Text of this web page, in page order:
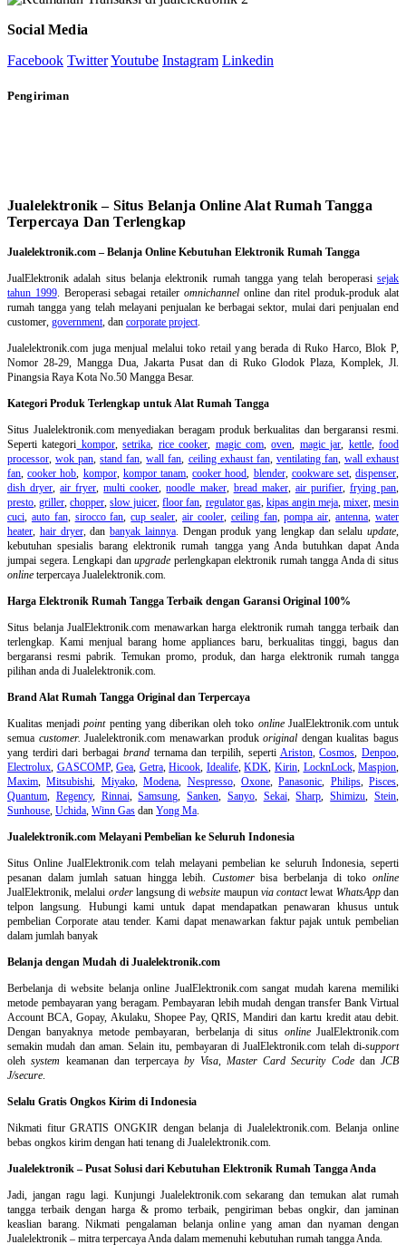
Social Media
Facebook TwitterYoutube Instagram Linkedin
Pengiriman
Jualelektronik – Situs Belanja Online Alat Rumah Tangga
Terpercaya Dan Terlengkap
Jualelektronik.com – Belanja Online Kebutuhan Elektronik Rumah Tangga
JualElektronik adalah situs belanja elektronik rumah tanggayang telah beroperasisejak
tahun 1999. Beroperasi sebagai retaileromnichannel online dan ritel produk-produk alat
rumah tangga yang telah melayani penjualan ke berbagai sektor, mulai dari penjualan end
customer, government, dan corporate project.
Jualelektronik.com juga menjual melalui toko retail yang berada di Ruko Harco, Blok P,
Nomor 28-29, Mangga Dua, Jakarta Pusat dan di Ruko Glodok Plaza, Komplek, Jl.
Pinangsia Raya Kota No.50 Mangga Besar.
Kategori Produk Terlengkap untuk Alat Rumah Tangga
Situs Jualelektronik.com menyediakan beragam produk berkualitas dan bergaransi resmi.
Seperti kategori kompor,setrika, rice cooker, magic com,oven, magic jar, kettle,food
processor,wok pan,stand fan,wall fan, ceiling exhaust fan, ventilating fan, wall exhaust
fan,cooker hob, kompor, kompor tanam,cooker hood, blender, cookware set,dispenser,
dish dryer,air fryer,multi cooker,noodle maker, bread maker, air purifier, frying pan,
presto,griller,chopper,slow juicer,floor fan, regulator gas, kipas angin meja, mixer,mesin
cuci, auto fan, sirocco fan,cup sealer,air cooler, ceiling fan,pompa air,antenna,water
heater, hair dryer, dan banyak lainnya. Dengan produk yang lengkap dan selalu update,
kebutuhan spesialis barang elektronik rumah tangga yang Anda butuhkan dapat Anda
jumpai segera. Lengkapi danupgrade perlengkapan elektronik rumah tangga Anda di situs
online terpercaya Jualelektronik.com.
Harga Elektronik Rumah Tangga Terbaik dengan Garansi Original 100%
Situs belanjaJualElektronik.com menawarkan harga elektronik rumah tangga terbaik dan
terlengkap. Kami menjual barang home appliances baru, berkualitas tinggi, bagus dan
bergaransi resmi pabrik. Temukan promo, produk, dan harga elektronik rumah tangga
pilihan anda di Jualelektronik.com.
Brand Alat Rumah Tangga Original dan Terpercaya
Kualitas menjadipointpenting yang diberikan oleh toko onlineJualElektronik.com untuk
semua customer. Jualelektronik.com menawarkan produkoriginal dengan kualitas bagus
yang terdiri dari berbagai brandternama dan terpilih, seperti Ariston,Cosmos,Denpoo,
Electrolux, GASCOMP,Gea, Getra,Hicook, Idealife,KDK, Kirin, LocknLock,Maspion,
Maxim,Mitsubishi, Miyako,Modena, Nespresso, Oxone,Panasonic, Philips, Pisces,
Quantum, Regency, Rinnai,Samsung,Sanken, Sanyo, Sekai,Sharp,Shimizu,Stein,
Sunhouse, Uchida, Winn Gas dan Yong Ma.
Jualelektronik.com Melayani Pembelian ke Seluruh Indonesia
Situs Online JualElektronik.com telah melayani pembelian ke seluruh Indonesia, seperti
pesanan dalam jumlah satuan hingga lebih. Customerbisa berbelanja di tokoonline
JualElektronik, melalui orderlangsung diwebsite maupun via contactlewat WhatsAppdan
telpon langsung. Hubungi kami untuk dapat mendapatkan penawaran khusus untuk
pembelian Corporate atau tender. Kami dapat menawarkan faktur pajak untuk pembelian
dalam jumlah banyak
Belanja dengan Mudah di Jualelektronik.com
Berbelanja diwebsite belanja online JualElektronik.com sangat mudah karena memiliki
metode pembayaran yang beragam. Pembayaran lebih mudah dengan transfer Bank Virtual
Account BCA, Gopay, Akulaku, Shopee Pay, QRIS, Mandiri dan kartu kredit atau debit.
Dengan banyaknya metode pembayaran, berbelanja di situs onlineJualElektronik.com
semakin mudah dan aman. Selain itu, pembayaran di JualElektronik.com telah di-support
olehsystem keamanan dan terpercayaby Visa, Master Card Security Codedan JCB
J/secure.
Selalu Gratis Ongkos Kirim di Indonesia
Nikmati fitur GRATIS ONGKIR dengan belanja di Jualelektronik.com. Belanja online
bebas ongkos kirim dengan hati tenang di Jualelektronik.com.
Jualelektronik – Pusat Solusi dari Kebutuhan Elektronik Rumah Tangga Anda
Jadi, jangan ragu lagi. Kunjungi Jualelektronik.com sekarang dan temukan alat rumah
tangga terbaik dengan harga & promo terbaik, pengiriman bebas ongkir, dan jaminan
keaslian barang. Nikmati pengalaman belanja online yang aman dan nyaman dengan
Jualelektronik – mitra terpercaya Anda dalam memenuhi kebutuhan rumah tangga Anda.